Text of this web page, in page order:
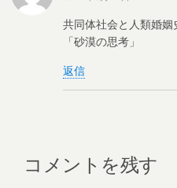
共同体社会と人類婚
「砂漠の思考」
返信
コメントを残す